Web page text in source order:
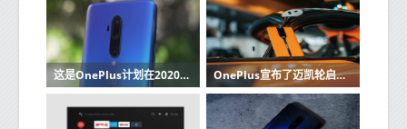
这是OnePlus计划在2020年改善其手机摄像头的方式 OnePlus宣布了迈凯轮启发的Concept One设备